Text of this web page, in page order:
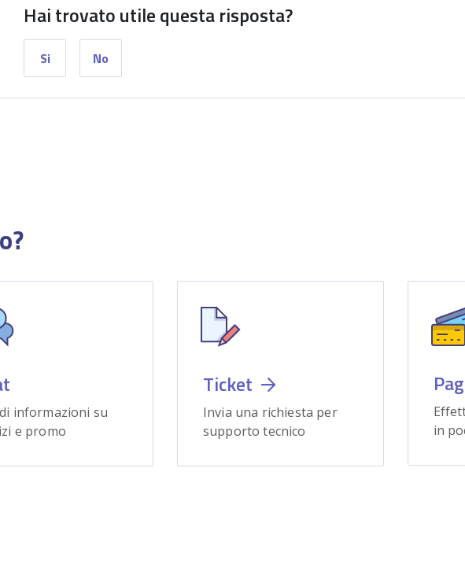
Hai trovato utile questa risposta?
Si No
informazioni su
e promo
Ticket
Invia una richiesta per
supporto tecnico
in